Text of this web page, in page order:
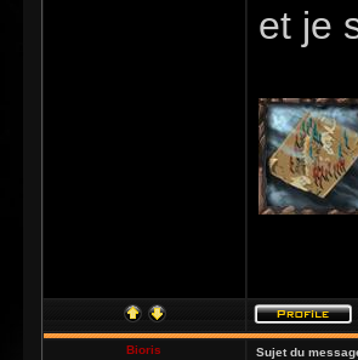
et je
Bioris Sujet du